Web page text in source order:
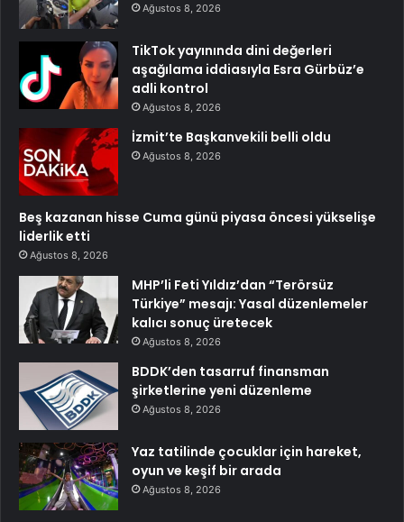
Ağustos 8, 2026
TikTok yayınında dini değerleri
aşağılama iddiasıyla Esra Gürbüz’e
adli kontrol
Ağustos 8, 2026
İzmit’te Başkanvekili belli oldu
Ağustos 8, 2026
Beş kazanan hisse Cuma günü piyasa öncesi yükselişe
liderlik etti
Ağustos 8, 2026
MHP’li Feti Yıldız’dan “Terörsüz
Türkiye” mesajı: Yasal düzenlemeler
kalıcı sonuç üretecek
Ağustos 8, 2026
BDDK’den tasarruf finansman
şirketlerine yeni düzenleme
Ağustos 8, 2026
Yaz tatilinde çocuklar için hareket,
oyun ve keşif bir arada
Ağustos 8, 2026